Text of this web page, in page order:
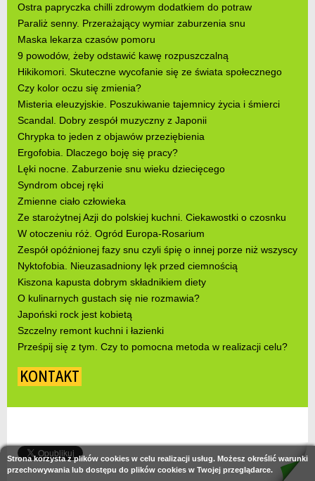
Ostra papryczka chilli zdrowym dodatkiem do potraw
Paraliż senny. Przerażający wymiar zaburzenia snu
Maska lekarza czasów pomoru
9 powodów, żeby odstawić kawę rozpuszczalną
Hikikomori. Skuteczne wycofanie się ze świata społecznego
Czy kolor oczu się zmienia?
Misteria eleuzyjskie. Poszukiwanie tajemnicy życia i śmierci
Scandal. Dobry zespół muzyczny z Japonii
Chrypka to jeden z objawów przeziębienia
Ergofobia. Dlaczego boję się pracy?
Lęki nocne. Zaburzenie snu wieku dziecięcego
Syndrom obcej ręki
Zmienne ciało człowieka
Ze starożytnej Azji do polskiej kuchni. Ciekawostki o czosnku
W otoczeniu róż. Ogród Europa-Rosarium
Zespół opóźnionej fazy snu czyli śpię o innej porze niż wszyscy
Nyktofobia. Nieuzasadniony lęk przed ciemnością
Kiszona kapusta dobrym składnikiem diety
O kulinarnych gustach się nie rozmawia?
Japoński rock jest kobietą
Szczelny remont kuchni i łazienki
Prześpij się z tym. Czy to pomocna metoda w realizacji celu?
KONTAKT
Strona korzysta z plików cookies w celu realizacji usług. Możesz określić warunki
przechowywania lub dostępu do plików cookies w Twojej przeglądarce.